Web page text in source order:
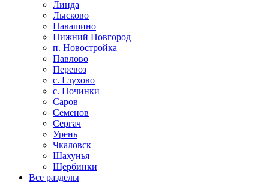
Линда
Лысково
Навашино
Нижний Новгород
п. Новостройка
Павлово
Перевоз
с. Глухово
с. Починки
Саров
Семенов
Сергач
Урень
Чкаловск
Шахунья
Щербинки
Все разделы